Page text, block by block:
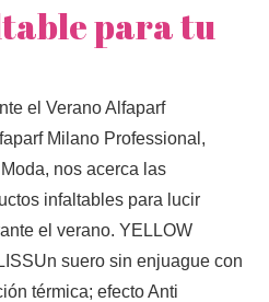
para tu
el Verano Alfaparf
Milano Professional,
nos acerca las
infaltables para lucir
el verano. YELLOW
suero sin enjuague con
térmica; efecto Anti